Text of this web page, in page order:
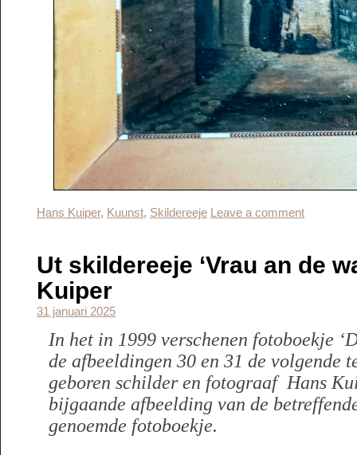
Hans Kuiper, Kuunst, Skildereeje Leave a comment
Ut skildereeje ‘Vrau an de
Kuiper
31 januari 2025
In het in 1999 verschenen fotoboekje
de afbeeldingen 30 en 31 de volgende
geboren schilder en fotograaf Hans
bijgaande afbeelding van de
genoemde fotoboekje.